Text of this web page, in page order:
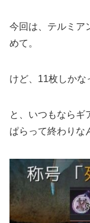
今回は、テルミア
めて。
けど、11枚しかな
と、いつもならギ
ぱらって終わりな